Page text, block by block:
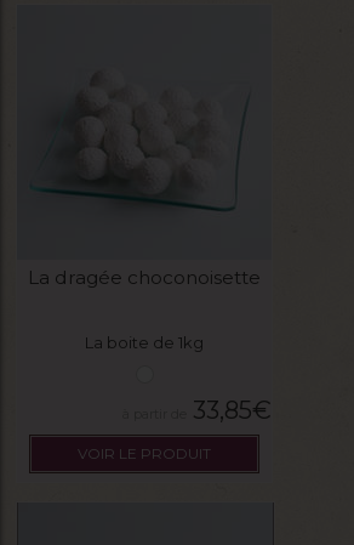
La dragée choconoisette
La boite de 1kg
33,85€
VOIR LE PRODUIT